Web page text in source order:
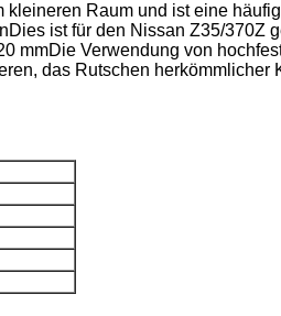
Raum und ist eine
ist für den Nissan Z35/370Z
mmDie Verwendung von
das Rutschen